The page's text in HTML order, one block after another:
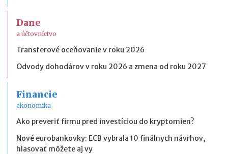
Dane
a účtovníctvo
Transferové oceňovanie v roku 2026
Odvody dohodárov v roku 2026 a zmena od roku 2027
Financie
ekonomika
Ako preveriť firmu pred investíciou do kryptomien?
Nové eurobankovky: ECB vybrala 10 finálnych návrhov,
hlasovať môžete aj vy